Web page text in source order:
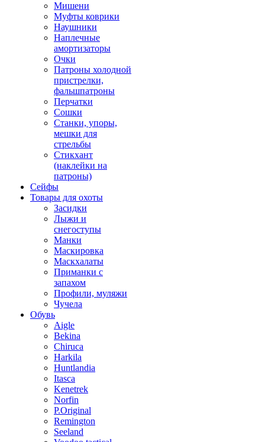
Мишени
Муфты коврики
Наушники
Наплечные
амортизаторы
Очки
Патроны холодной
пристрелки,
фальшпатроны
Перчатки
Сошки
Станки, упоры,
мешки для
стрельбы
Стикхант
(наклейки на
патроны)
Сейфы
Товары для охоты
Засидки
Лыжи и
снегоступы
Манки
Маскировка
Маскхалаты
Приманки с
запахом
Профили, муляжи
Чучела
Обувь
Aigle
Bekina
Chiruсa
Harkila
Huntlandia
Itasca
Kenetrek
Norfin
P.Original
Remington
Seeland